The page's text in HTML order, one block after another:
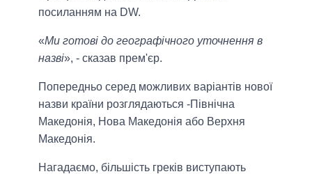
посиланням на DW.
«Ми готові до географічного уточнення в
назві», - сказав прем'єр.
Попередньо серед можливих варіантів нової
назви країни розглядаються -Північна
Македонія, Нова Македонія або Верхня
Македонія.
Нагадаємо, більшість греків виступають